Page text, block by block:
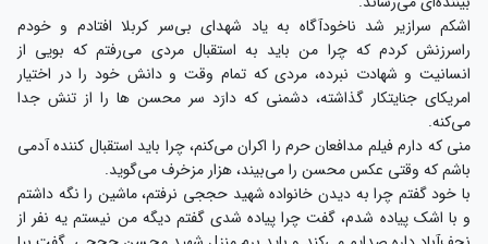
اشکم سرازیر شد ناخودآگاه به یاد شهدای بی‌سر کربلا افتادم و خودم
راسرزنش کردم که چرا من باید به استقبال مردی می‌رفتم که بویی از
انسانیت و شهادت نبرده، مردی که تمام وقت و دانش خود را در اختیار
امریکای جنایتکار گذاشته، دشمنی که دارَد سر محسن ‌ها را از تنش جدا
می‌کنه.
منی که دارم فیلم مدافعان حرم را اکران می‌کنم، چرا باید استقبال کننده آدمی
باشم که وقتی عکس محسن را می‌بیند، هزار مزخرف می‌گوید.
با خود گفتم چرا به دیدن خانواده شهید حججی نرفتم، ماشین را نگه داشتم
و با اشک پیاده شدم، گفت چرا پیاده شدی گفتم دیگه من نیستم یه نفر از